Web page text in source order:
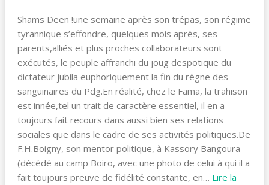
Shams Deen !une semaine après son trépas, son régime
tyrannique s’effondre, quelques mois après, ses
parents,alliés et plus proches collaborateurs sont
exécutés, le peuple affranchi du joug despotique du
dictateur jubila euphoriquement la fin du règne des
sanguinaires du Pdg.En réalité, chez le Fama, la trahison
est innée,tel un trait de caractère essentiel, il en a
toujours fait recours dans aussi bien ses relations
sociales que dans le cadre de ses activités politiques.De
F.H.Boigny, son mentor politique, à Kassory Bangoura
(décédé au camp Boiro, avec une photo de celui à qui il a
fait toujours preuve de fidélité constante, en… Lire la